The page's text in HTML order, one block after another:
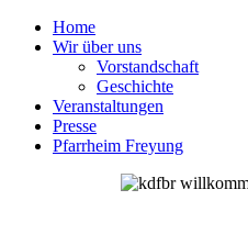
Home
Wir über uns
Vorstandschaft
Geschichte
Veranstaltungen
Presse
Pfarrheim Freyung